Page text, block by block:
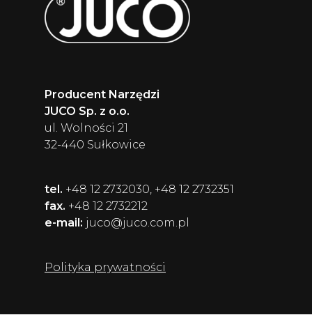
Producent Narzędzi
JUCO Sp. z o.o.
ul. Wolności 21
32-440 Sułkowice
tel. +48 12 2732030, +48 12 2732351
fax. +48 12 2732212
e-mail: juco@juco.com.pl
Polityka prywatności